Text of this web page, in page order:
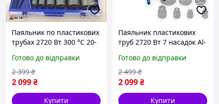
Паяльник по пластикових
трубах 2720 Вт 300 °C 20-
паяльники по пластику
трубний паяльник з
насадками
Готово до відправки
2 099₴
2 399 ₴
Купити
Паяльник пластикових
труб 2720 Вт 7 насадок Al-
аксесуарами в кейсі
паяльники по пластику
Готово до відправки
2 099₴
2 499 ₴
Купити